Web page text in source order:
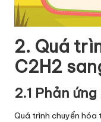
2. Quá
C2H2
2.1 Phản
Quá trình chuyển